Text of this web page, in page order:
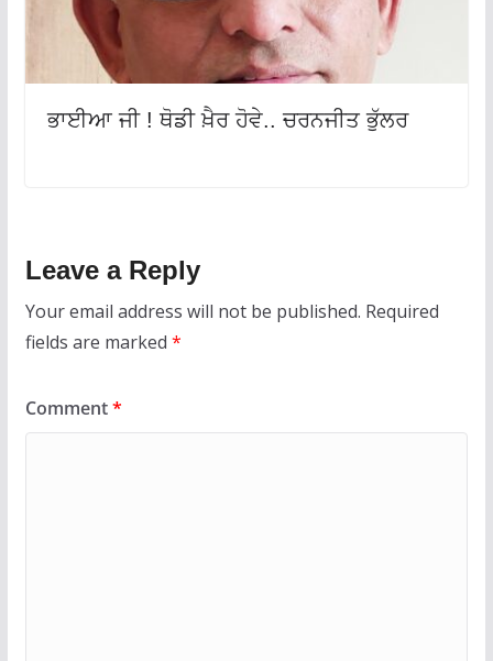
ਭਾਈਆ ਜੀ ! ਥੋਡੀ ਖ਼ੈਰ ਹੋਵੇ.. ਚਰਨਜੀਤ ਭੁੱਲਰ
Leave a Reply
Your email address will not be published. Required
fields are marked *
Comment*